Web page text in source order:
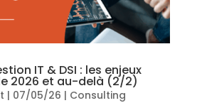
IT & DSI : les enjeux
2026 et au-delà (2/2)
| 07/05/26 | Consulting